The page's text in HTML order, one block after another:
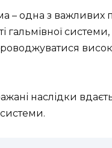
– одна з важливих
гальмівної
наслідки
системи.